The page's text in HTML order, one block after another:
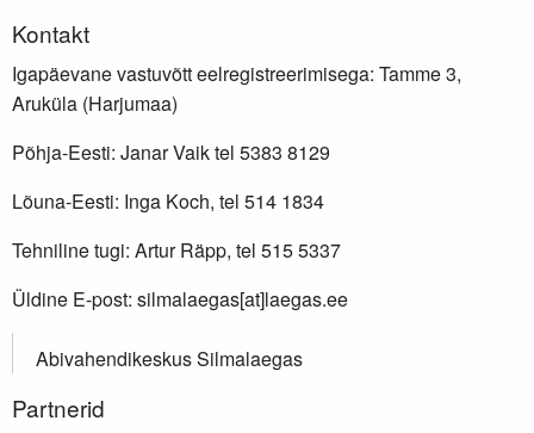
Kontakt
Igapäevane vastuvõtt eelregistreerimisega: Tamme 3,
Aruküla (Harjumaa)
Põhja-Eesti: Janar Vaik tel 5383 8129
Lõuna-Eesti: Inga Koch, tel 514 1834
Tehniline tugi: Artur Räpp, tel 515 5337
Üldine E-post: silmalaegas[at]laegas.ee
Abivahendikeskus Silmalaegas
Partnerid